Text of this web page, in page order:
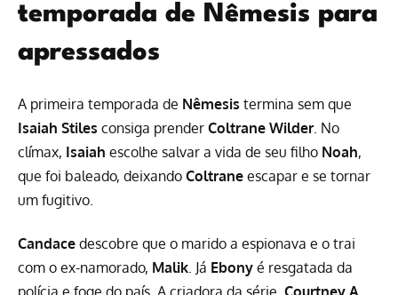
temporada de Nêmesis para
apressados
A primeira temporada de Nêmesis termina sem que
Isaiah Stiles consiga prender Coltrane Wilder . No
clímax, Isaiah escolhe salvar a vida de seu filho Noah,
que foi baleado, deixando Coltrane escapar e se tornar
um fugitivo.
Candace descobre que o marido a espionava e o trai
com o ex-namorado, Malik . Já Ebony é resgatada da
polícia e foge do país. A criadora da série, Courtney A.